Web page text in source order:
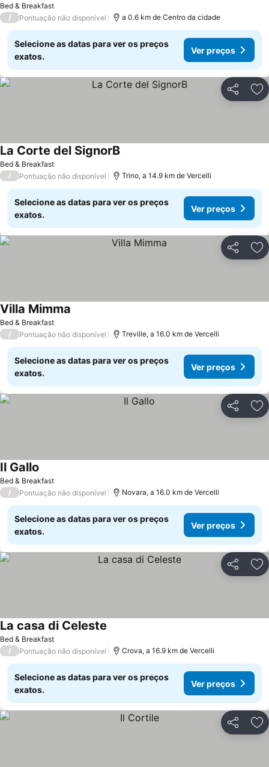
Bed & Breakfast
/ Pontuação não disponível a 0.6 km de Centro da cidade
Selecione as datas para ver os preços
exatos.
Ver preços
Partilhar
Bed & Breakfast
La Corte del SignorB
/ Pontuação não disponível Trino, a 14.9 km de Vercelli
Selecione as datas para ver os preços
exatos.
Ver preços
Partilhar
Bed & Breakfast
Villa Mimma
/ Pontuação não disponível Treville, a 16.0 km de Vercelli
Selecione as datas para ver os preços
exatos.
Ver preços
Partilhar
Bed & Breakfast
Il Gallo
/ Pontuação não disponível Novara, a 16.0 km de Vercelli
Selecione as datas para ver os preços
exatos.
Ver preços
Partilhar
Bed & Breakfast
La casa di Celeste
/ Pontuação não disponível Crova, a 16.9 km de Vercelli
Selecione as datas para ver os preços
exatos.
Ver preços
Partilhar